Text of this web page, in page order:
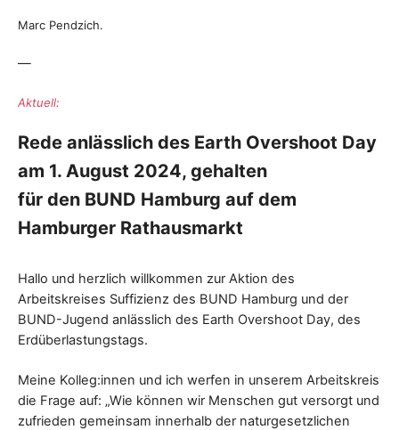
Marc Pendzich.
—
Aktuell:
Rede anlässlich des Earth Overshoot Day
am 1. August 2024, gehalten
für den BUND Hamburg auf dem
Hamburger Rathausmarkt
Hallo und herzlich willkommen zur Aktion des
Arbeitskreises Suffizienz des BUND Hamburg und der
BUND-Jugend anlässlich des Earth Overshoot Day, des
Erdüberlastungstags.
Meine Kolleg:innen und ich werfen in unserem Arbeitskreis
die Frage auf: „Wie können wir Menschen gut versorgt und
zufrieden gemeinsam innerhalb der naturgesetzlichen